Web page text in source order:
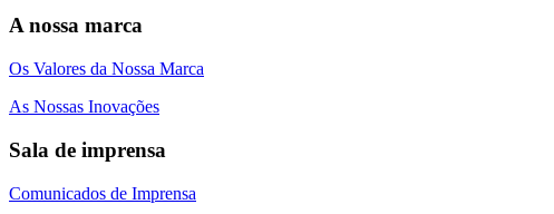
A nossa marca
Os Valores da Nossa Marca
As Nossas Inovações
Sala de imprensa
Comunicados de Imprensa